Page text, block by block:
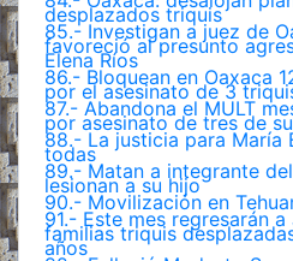
desplazados triquis
85.- Investigan a juez de
favoreció al presunto
Elena Ríos
86.- Bloquean en Oaxaca
por el asesinato de 3
87.- Abandona el MULT
por asesinato de tres de
88.- La justicia para María
todas
89.- Matan a integrante
lesionan a su hijo
90.- Movilización en
91.- Este mes regresarán
familias triquis
años